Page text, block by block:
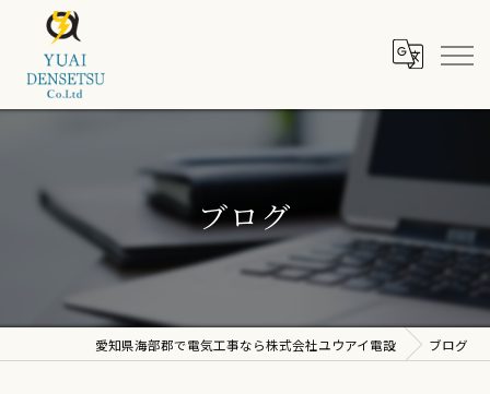
ブログ
愛知県海部郡で電気工事なら株式会社ユウアイ電設 ブログ